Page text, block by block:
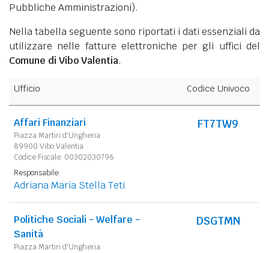
Pubbliche Amministrazioni).
Nella tabella seguente sono riportati i dati essenziali da
utilizzare nelle fatture elettroniche per gli uffici del
Comune di Vibo Valentia.
Ufficio Codice Univoco
Affari Finanziari
Piazza Martiri d'Ungheria
89900 Vibo Valentia
Codice Fiscale: 00302030796
FT7TW9
Responsabile:
Adriana Maria Stella Teti
Politiche Sociali - Welfare -
Sanità
Piazza Martiri d'Ungheria
DSGTMN